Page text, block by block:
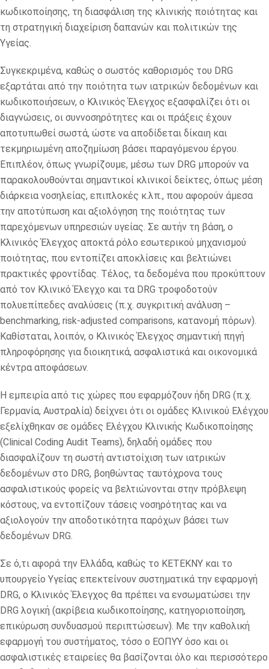
κωδικοποίησης, τη διασφάλιση της κλινικής ποιότητας και
τη στρατηγική διαχείριση δαπανών και πολιτικών της
Υγείας.
Συγκεκριμένα, καθώς ο σωστός καθορισμός του DRG
εξαρτάται από την ποιότητα των ιατρικών δεδομένων και
κωδικοποιήσεων, ο Κλινικός Έλεγχος εξασφαλίζει ότι οι
διαγνώσεις, οι συννοσηρότητες και οι πράξεις έχουν
αποτυπωθεί σωστά, ώστε να αποδίδεται δίκαιη και
τεκμηριωμένη αποζημίωση βάσει παραγόμενου έργου.
Επιπλέον, όπως γνωρίζουμε, μέσω των DRG μπορούν να
παρακολουθούνται σημαντικοί κλινικοί δείκτες, όπως μέση
διάρκεια νοσηλείας, επιπλοκές κ.λπ., που αφορούν άμεσα
την αποτύπωση και αξιολόγηση της ποιότητας των
παρεχόμενων υπηρεσιών υγείας. Σε αυτήν τη βάση, ο
Κλινικός Έλεγχος αποκτά ρόλο εσωτερικού μηχανισμού
ποιότητας, που εντοπίζει αποκλίσεις και βελτιώνει
πρακτικές φροντίδας. Τέλος, τα δεδομένα που προκύπτουν
από τον Κλινικό Έλεγχο και τα DRG τροφοδοτούν
πολυεπίπεδες αναλύσεις (π.χ. συγκριτική ανάλυση –
benchmarking, risk-adjusted comparisons, κατανομή πόρων).
Καθίσταται, λοιπόν, ο Κλινικός Έλεγχος σημαντική πηγή
πληροφόρησης για διοικητικά, ασφαλιστικά και οικονομικά
κέντρα αποφάσεων.
Η εμπειρία από τις χώρες που εφαρμόζουν ήδη DRG (π.χ.
Γερμανία, Αυστραλία) δείχνει ότι οι ομάδες Κλινικού Ελέγχου
εξελίχθηκαν σε ομάδες Ελέγχου Κλινικής Κωδικοποίησης
(Clinical Coding Audit Teams), δηλαδή ομάδες που
διασφαλίζουν τη σωστή αντιστοίχιση των ιατρικών
δεδομένων στο DRG, βοηθώντας ταυτόχρονα τους
ασφαλιστικούς φορείς να βελτιώνονται στην πρόβλεψη
κόστους, να εντοπίζουν τάσεις νοσηρότητας και να
αξιολογούν την αποδοτικότητα παρόχων βάσει των
δεδομένων DRG.
Σε ό,τι αφορά την Ελλάδα, καθώς το ΚΕΤΕΚΝΥ και το
υπουργείο Υγείας επεκτείνουν συστηματικά την εφαρμογή
DRG, ο Κλινικός Έλεγχος θα πρέπει να ενσωματώσει την
DRG λογική (ακρίβεια κωδικοποίησης, κατηγοριοποίηση,
επικύρωση συνδυασμού περιπτώσεων). Με την καθολική
εφαρμογή του συστήματος, τόσο ο ΕΟΠΥΥ όσο και οι
ασφαλιστικές εταιρείες θα βασίζονται όλο και περισσότερο